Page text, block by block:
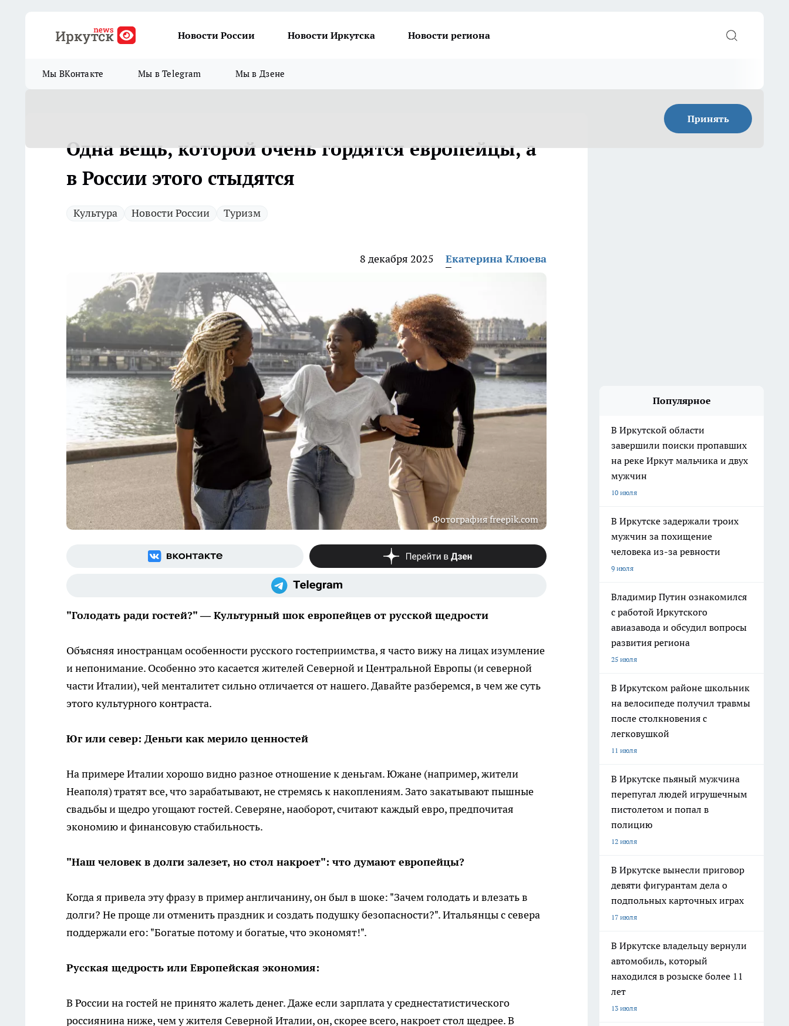
Новости России Новости Иркутска Новости региона
Мы ВКонтакте Мы в Telegram Мы в Дзене
Принять
Одна вещь, которой очень гордятся европейцы, а
в России этого стыдятся
Культура Новости России Туризм
8 декабря 2025 Екатерина Клюева
Фотография freepik.com
"Голодать ради гостей?" — Культурный шок европейцев от русской щедрости
Объясняя иностранцам особенности русского гостеприимства, я часто вижу на лицах изумление
и непонимание. Особенно это касается жителей Северной и Центральной Европы (и северной
части Италии), чей менталитет сильно отличается от нашего. Давайте разберемся, в чем же суть
этого культурного контраста.
Юг или север: Деньги как мерило ценностей
На примере Италии хорошо видно разное отношение к деньгам. Южане (например, жители
Неаполя) тратят все, что зарабатывают, не стремясь к накоплениям. Зато закатывают пышные
свадьбы и щедро угощают гостей. Северяне, наоборот, считают каждый евро, предпочитая
экономию и финансовую стабильность.
"Наш человек в долги залезет, но стол накроет": что думают европейцы?
Когда я привела эту фразу в пример англичанину, он был в шоке: "Зачем голодать и влезать в
долги? Не проще ли отменить праздник и создать подушку безопасности?". Итальянцы с севера
поддержали его: "Богатые потому и богатые, что экономят!".
Русская щедрость или Европейская экономия:
В России на гостей не принято жалеть денег. Даже если зарплата у среднестатистического
россиянина ниже, чем у жителя Северной Италии, он, скорее всего, накроет стол щедрее. В
Популярное
В Иркутской области
завершили поиски пропавших
на реке Иркут мальчика и двух
мужчин
10 июля
В Иркутске задержали троих
мужчин за похищение
человека из-за ревности
9 июля
Владимир Путин ознакомился
с работой Иркутского
авиазавода и обсудил вопросы
развития региона
25 июля
В Иркутском районе школьник
на велосипеде получил травмы
после столкновения с
легковушкой
11 июля
В Иркутске пьяный мужчина
перепугал людей игрушечным
пистолетом и попал в
полицию
12 июля
В Иркутске вынесли приговор
девяти фигурантам дела о
подпольных карточных играх
17 июля
В Иркутске владельцу вернули
автомобиль, который
находился в розыске более 11
лет
13 июля